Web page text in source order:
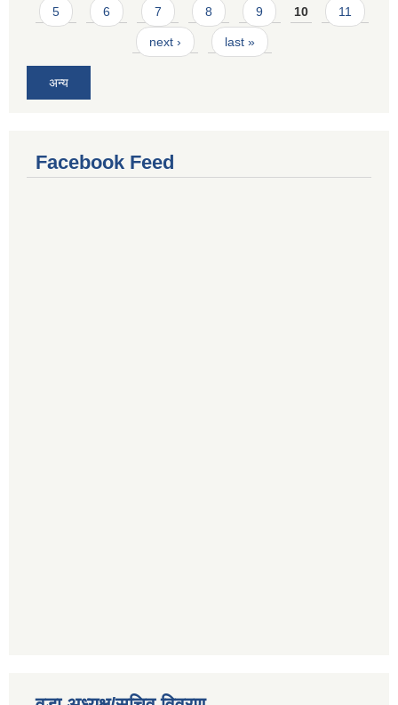
5 6 7 8 9 10 11
next › last »
अन्य
Facebook Feed